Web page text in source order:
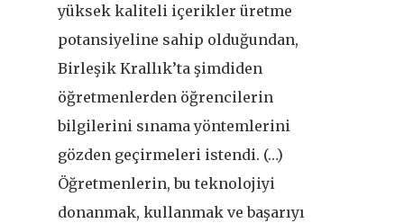
yüksek kaliteli içerikler üretme
potansiyeline sahip olduğundan,
Birleşik Krallık’ta şimdiden
öğretmenlerden öğrencilerin
bilgilerini sınama yöntemlerini
gözden geçirmeleri istendi. (…)
Öğretmenlerin, bu teknolojiyi
donanmak, kullanmak ve başarıyı